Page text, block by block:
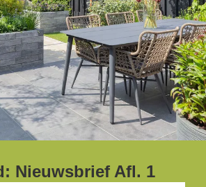
Nieuwsbrief Afl. 1